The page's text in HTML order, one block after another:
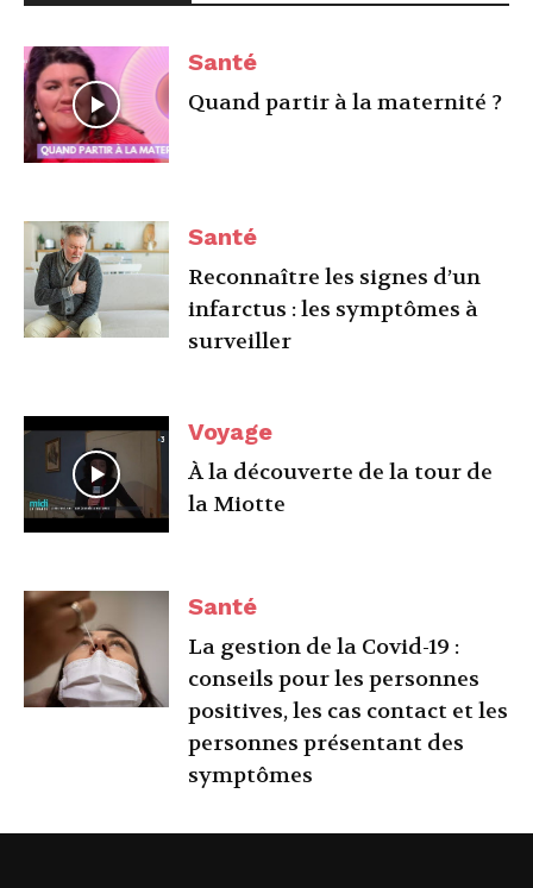
Santé
Quand partir à la maternité ?
Santé
Reconnaître les signes d’un
infarctus : les symptômes à
surveiller
Voyage
À la découverte de la tour de
la Miotte
Santé
La gestion de la Covid-19 :
conseils pour les personnes
positives, les cas contact et les
personnes présentant des
symptômes